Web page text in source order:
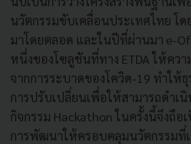
นวัตกรรมขับเคลื่อนประเทศไทย โด
มาโดยตลอด และในปีที่ผ่านมา e-
หนึ่งของโซลูชันที่ทาง ETDA ให้คว
จากการระบาดของโควิด-19 ทำให้
การปรับเปลี่ยนเพื่อให้สามารถดำเ
กิจกรรม Hackathon ในครั้งนี้จึงถือ
การพัฒนาให้ครอบคลุมนวัตกรรมที่